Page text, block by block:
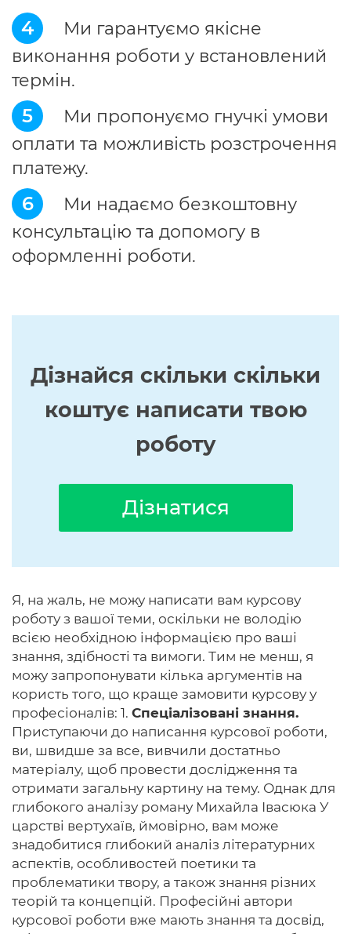
4
Ми гарантуємо якісне
виконання роботи у встановлений
термін.
5
Ми пропонуємо гнучкі умови
оплати та можливість розстрочення
платежу.
6
Ми надаємо безкоштовну
консультацію та допомогу в
оформленні роботи.
Дізнайся скільки скільки
коштує написати твою
роботу
Дізнатися
Я, на жаль, не можу написати вам курсову
роботу з вашої теми, оскільки не володію
всією необхідною інформацією про ваші
знання, здібності та вимоги. Тим не менш, я
можу запропонувати кілька аргументів на
користь того, що краще замовити курсову у
професіоналів: 1. Спеціалізовані знання.
Приступаючи до написання курсової роботи,
ви, швидше за все, вивчили достатньо
матеріалу, щоб провести дослідження та
отримати загальну картину на тему. Однак для
глибокого аналізу роману Михайла Івасюка У
царстві вертухаїв, ймовірно, вам може
знадобитися глибокий аналіз літературних
аспектів, особливостей поетики та
проблематики твору, а також знання різних
теорій та концепцій. Професійні автори
курсової роботи вже мають знання та досвід,